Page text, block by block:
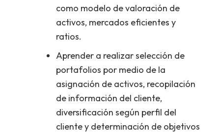
como modelo de valoración de
activos, mercados eficientes y
ratios.
Aprender a realizar selección de
portafolios por medio de la
asignación de activos, recopilación
de información del cliente,
diversificación según perfil del
cliente y determinación de objetivos